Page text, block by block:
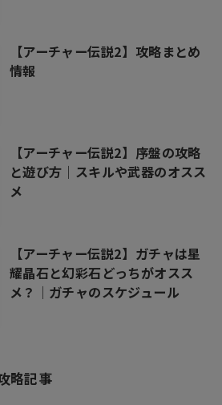
【アーチャー伝説2】攻略まとめ
情報
【アーチャー伝説2】序盤の攻略
と遊び方｜スキルや武器のオスス
メ
【アーチャー伝説2】ガチャは星
耀晶石と幻彩石どっちがオスス
メ？｜ガチャのスケジュール
略記事